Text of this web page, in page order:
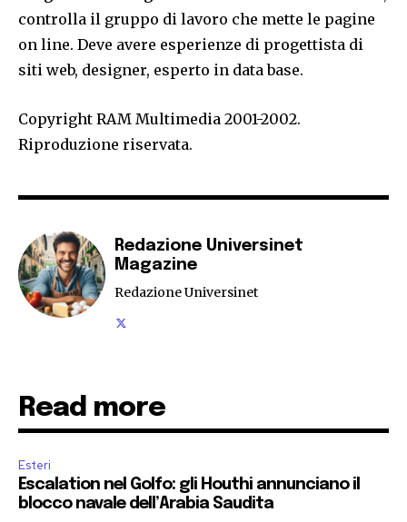
controlla il gruppo di lavoro che mette le pagine
on line. Deve avere esperienze di progettista di
siti web, designer, esperto in data base.
Copyright RAM Multimedia 2001-2002.
Riproduzione riservata.
Redazione Universinet
Magazine
Redazione Universinet
Read more
Esteri
Escalation nel Golfo: gli Houthi annunciano il
blocco navale dell’Arabia Saudita